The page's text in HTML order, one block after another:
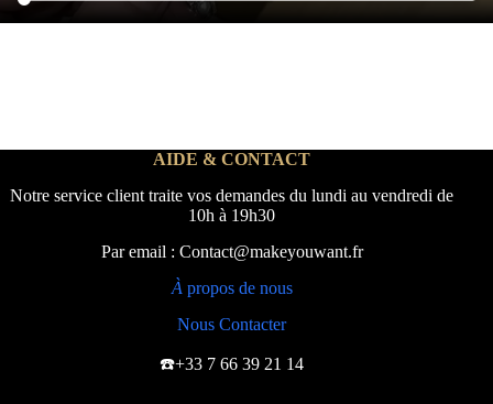
AIDE & CONTACT
Notre service client traite vos demandes du lundi au vendredi de
10h à 19h30
Par email : Contact@makeyouwant.fr
À propos de nous
Nous Contacter
☎️+33 7 66 39 21 14